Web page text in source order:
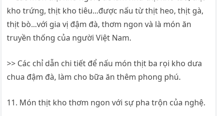
>> Các chỉ dẫn chi tiết để nấu món thịt ba rọi kho dưa
chua đậm đà, làm cho bữa ăn thêm phong phú.
11. Món thịt kho thơm ngon với sự pha trộn của nghệ.